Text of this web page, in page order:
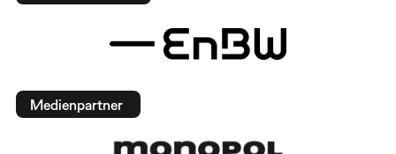
Medienpartner